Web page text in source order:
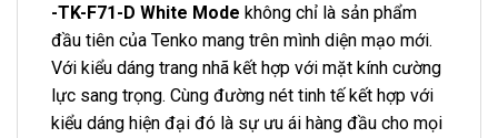
-TK-F71-D White Mode không chỉ là sản phẩm
đầu tiên của Tenko mang trên mình diện mạo mới.
Với kiểu dáng trang nhã kết hợp với mặt kính cường
lực sang trọng. Cùng đường nét tinh tế kết hợp với
kiểu dáng hiện đại đó là sự ưu ái hàng đầu cho mọi